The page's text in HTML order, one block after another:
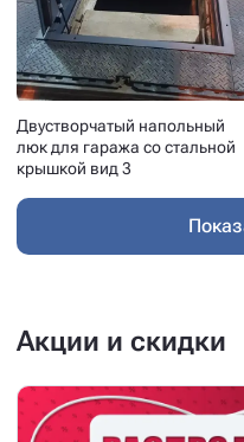
Двустворчатый напольный
люк для гаража со стальной
крышкой вид 3
Акции и скидки